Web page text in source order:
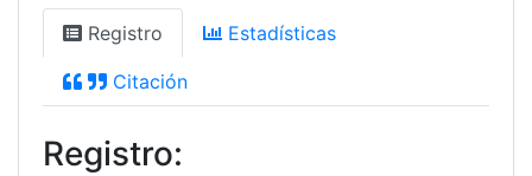
Registro Estadísticas
Citación
Registro: